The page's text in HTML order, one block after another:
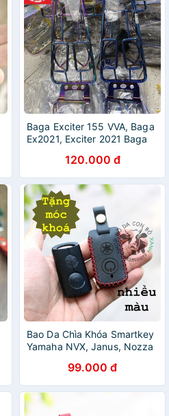
Baga Exciter 155 VVA, Baga
Ex2021, Exciter 2021 Baga
Chuẩn Loại 1 mã BGE155
120.000 đ
Bao Da Chìa Khóa Smartkey
Yamaha NVX, Janus, Nozza
Exciter 155 VVA handmade
da thật
99.000 đ